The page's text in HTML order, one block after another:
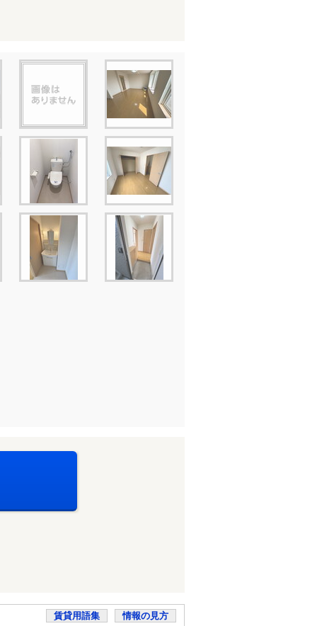
賃貸用語集 情報の見方